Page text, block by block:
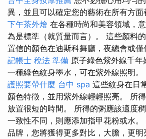
異，並且可以確定您的藝術在所有方面
下午茶外燴 在各種時尚和美容領域，
為是標準（就質量而言）。 這些顏料
置信的顏色在迪斯科舞廳，夜總會或僅
記帳士 稅法 準備 原子綠色紫外線千
一種綠色紋身墨水，可在紫外線照明。
護照要帶什麼 台中 spa 這些紋身在日
顏色特徵，並用紫外線輕輕照亮。 所
放置很短的時間。 所得的粥應該適度
一致性不同，則應添加指甲花粉或水
品牌，您將獲得更多對比，大膽，更明